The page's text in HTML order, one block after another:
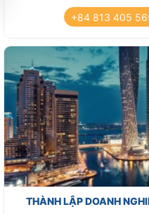
+84 813 405
THÀNH LẬP DOANH